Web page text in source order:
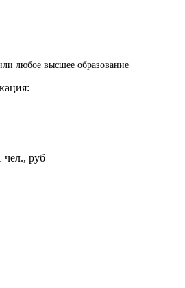
любое высшее образование
чел., руб